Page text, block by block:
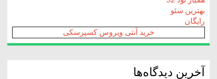
بهترین سئو
رایگان
خرید آنتی ویروس کسپرسکی
آخرین دیدگاه‌ها